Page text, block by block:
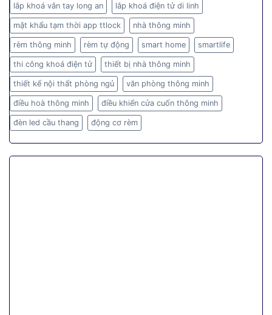
lắp khoá vân tay long an lắp khoá điện tử di linh
mật khẩu tạm thời app ttlock nhà thông minh
rèm thông minh rèm tự động smart home smartlife
thi công khoá điện tử thiết bị nhà thông minh
thiết kế nội thất phòng ngủ văn phòng thông minh
điều hoà thông minh điều khiển cửa cuốn thông minh
đèn led cầu thang động cơ rèm